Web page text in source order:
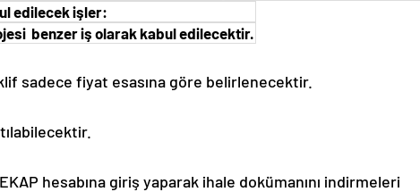
edilecek işler:
benzer iş olarak kabul edilecektir.
sadece fiyat esasına göre belirlenecektir.
hesabına giriş yaparak ihale dokümanını indirmeleri